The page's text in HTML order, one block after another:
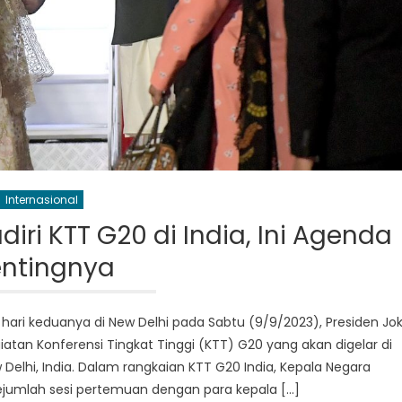
Internasional
KTT G20 di India, Ini Agenda
keduanya di New Delhi pada Sabtu (9/9/2023), Presiden
Konferensi Tingkat Tinggi (KTT) G20 yang akan digelar di
India. Dalam rangkaian KTT G20 India, Kepala Negara
sesi pertemuan dengan para kepala […]